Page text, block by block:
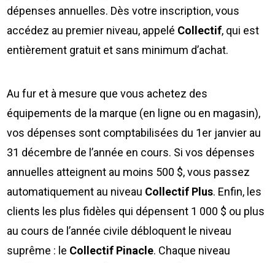
dépenses annuelles. Dès votre inscription, vous
accédez au premier niveau, appelé Collectif, qui est
entièrement gratuit et sans minimum d’achat.
Au fur et à mesure que vous achetez des
équipements de la marque (en ligne ou en magasin),
vos dépenses sont comptabilisées du 1er janvier au
31 décembre de l’année en cours. Si vos dépenses
annuelles atteignent au moins 500 $, vous passez
automatiquement au niveau Collectif Plus. Enfin, les
clients les plus fidèles qui dépensent 1 000 $ ou plus
au cours de l’année civile débloquent le niveau
suprême : le Collectif Pinacle. Chaque niveau